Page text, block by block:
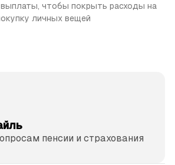
чтобы покрыть расходы на
личных вещей
пенсии и страхования